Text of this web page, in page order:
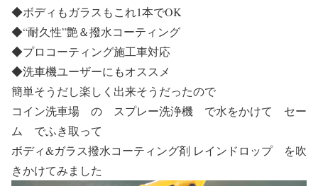
◆ボディもガラスもこれ1本でOK
◆“耐久性”艶＆撥水コーティング
◆プロコーティング施工車対応
◆洗車機ユーザーにもオススメ
簡単そうだし楽しく出来そうだったので
コイン洗車場 の スプレー洗浄機 で水をかけて セー
ム でふき取って
ボディ&ガラス撥水コーティング剤 レインドロップ を吹
きかけてみました